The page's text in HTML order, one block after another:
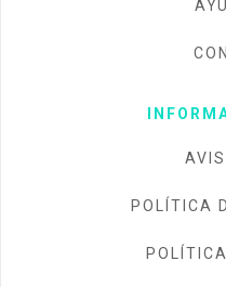
POLÍTICA